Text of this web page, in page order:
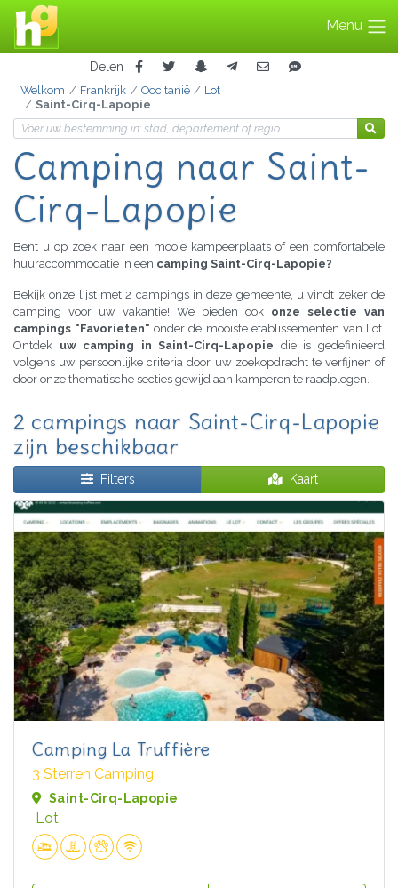
Menu
Delen
Welkom Frankrijk Occitanië
Lot
Saint-Cirq-Lapopie
Camping naar Saint-
Cirq-Lapopie
Bent u op zoek naar een mooie kampeerplaats of een comfortabele
huuraccommodatie in een camping Saint-Cirq-Lapopie?
Bekijk onze lijst met 2 campings in deze gemeente, u vindt zeker de
camping voor uw vakantie! We bieden ook onze selectie van
campings "Favorieten" onder de mooiste etablissementen van Lot.
Ontdek uw camping in Saint-Cirq-Lapopie die is gedefinieerd
volgens uw persoonlijke criteria door uw zoekopdracht te verfijnen of
door onze thematische secties gewijd aan kamperen te raadplegen.
2 campings naar Saint-Cirq-Lapopie
zijn beschikbaar
Filters Kaart
Camping La Truffière
3 Sterren Camping
Saint-Cirq-Lapopie
Lot